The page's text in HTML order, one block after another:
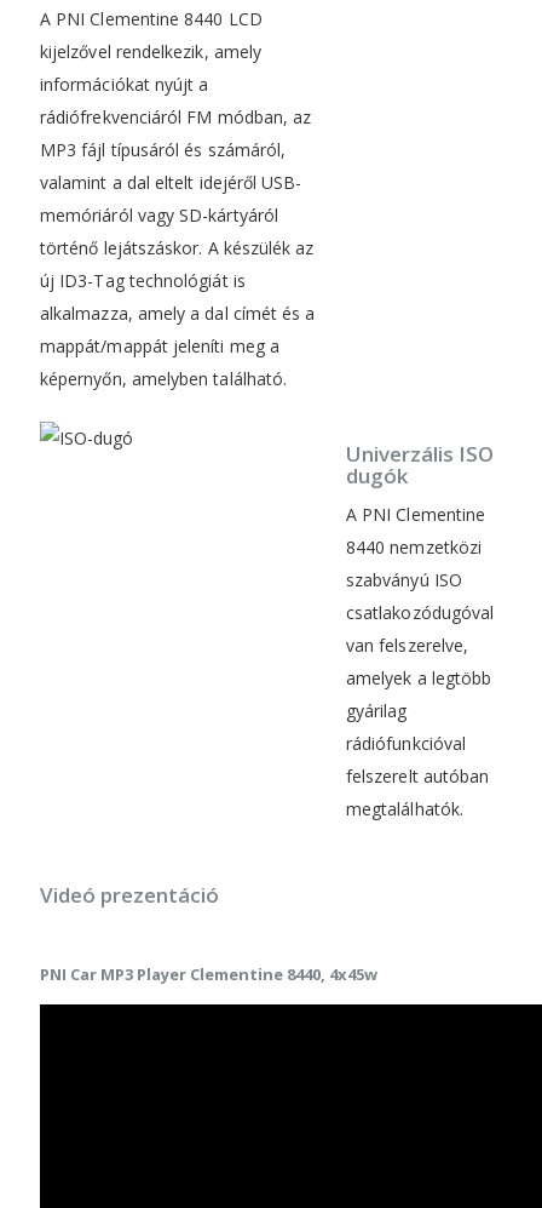
A PNI Clementine 8440 LCD
kijelzővel rendelkezik, amely
információkat nyújt a
rádiófrekvenciáról FM módban, az
MP3 fájl típusáról és számáról,
valamint a dal eltelt idejéről USB-
memóriáról vagy SD-kártyáról
történő lejátszáskor. A készülék az
új ID3-Tag technológiát is
alkalmazza, amely a dal címét és a
mappát/mappát jeleníti meg a
képernyőn, amelyben található.
Univerzális ISO
dugók
A PNI Clementine
8440 nemzetközi
szabványú ISO
csatlakozódugóval
van felszerelve,
amelyek a legtöbb
gyárilag
rádiófunkcióval
felszerelt autóban
megtalálhatók.
Videó prezentáció
PNI Car MP3 Player Clementine 8440, 4x45w